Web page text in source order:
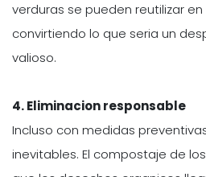
verduras se pueden reutilizar
convirtiendo lo que seria un
valioso.
4. Eliminacion responsable
Incluso con medidas
inevitables. El compostaje de